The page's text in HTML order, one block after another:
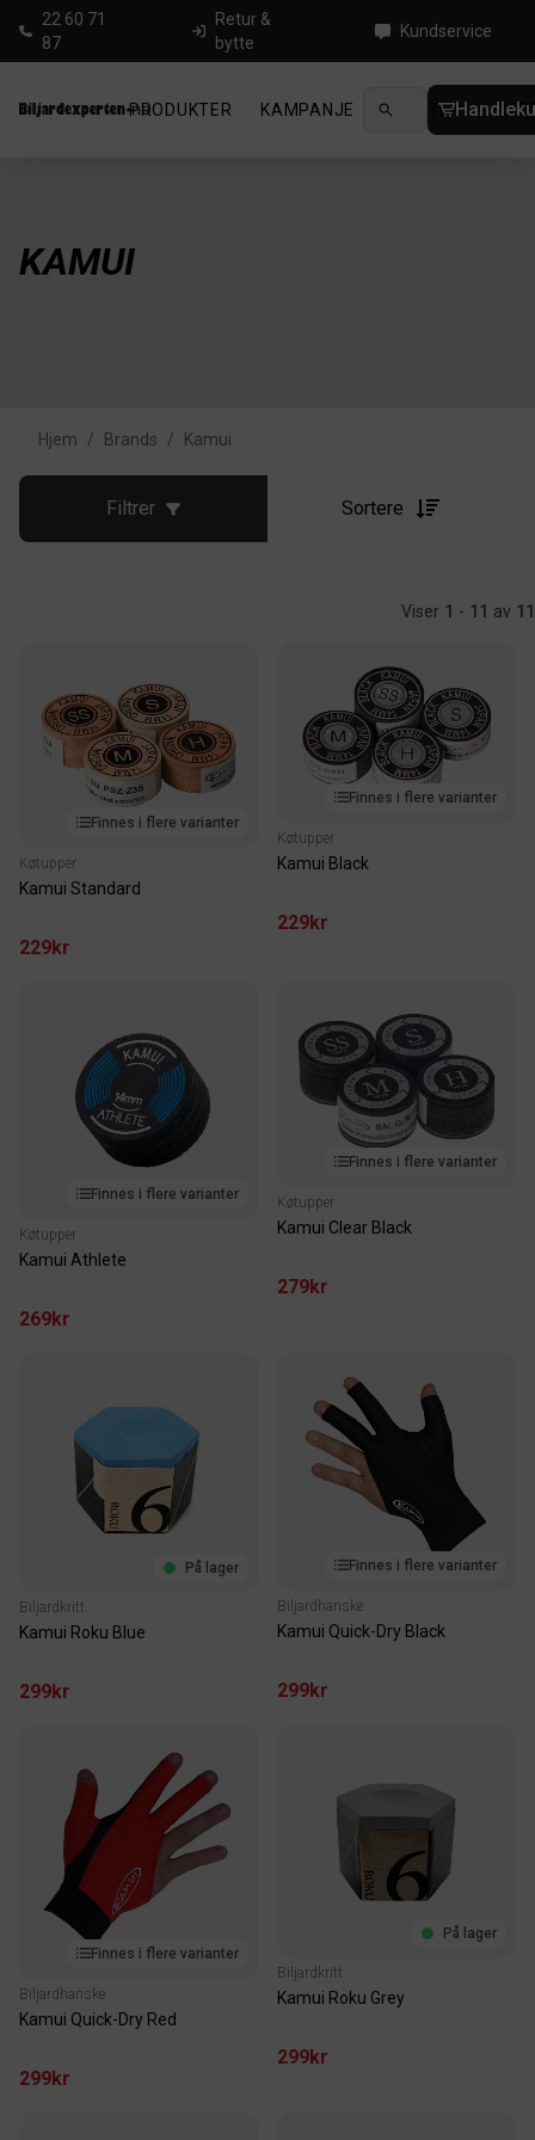
22 60 71
87
Retur &
bytte
Kundservice
PRODUKTER KAMPANJE NYHETER
KAMUI
Hjem / Brands / Kamui
Filtrer Sortere
Viser 1 - 11 av 11
Finnes i flere varianter
Køtupper
Kamui Standard
229kr
Finnes i flere varianter
Køtupper
Kamui Black
229kr
Finnes i flere varianter
Køtupper
Kamui Athlete
269kr
Finnes i flere varianter
Køtupper
Kamui Clear Black
279kr
På lager
Biljardkritt
Kamui Roku Blue
299kr
Finnes i flere varianter
Biljardhanske
Kamui Quick-Dry Black
299kr
Finnes i flere varianter
Biljardhanske
Kamui Quick-Dry Red
299kr
På lager
Biljardkritt
Kamui Roku Grey
299kr